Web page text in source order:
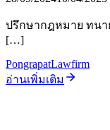
ปรึกษากฎหมาย ทน
[…]
PongrapatLawfirm
อ่านเพิ่มเติม